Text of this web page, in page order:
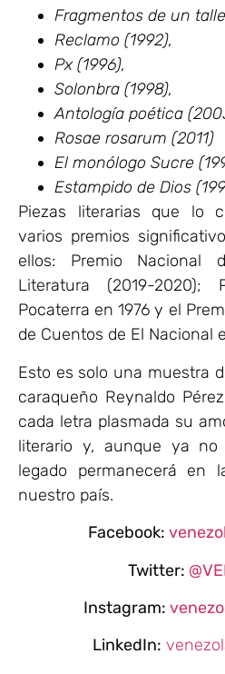
Fragmentos de un
Reclamo (1992),
Px (1996),
Solonbra (1998),
Antología poética
Rosae rosarum (2011)
El monólogo Sucre
Estampido de Dios
Piezas literarias que lo
varios premios
ellos: Premio Nacional
Literatura (2019-2020);
Pocaterra en 1976 y el
de Cuentos de El Nacional
Esto es solo una muestra
caraqueño Reynaldo
cada letra plasmada su
literario y, aunque ya no
legado permanecerá en
nuestro país.
Facebook:
Twitter:
Instagram:
LinkedIn: